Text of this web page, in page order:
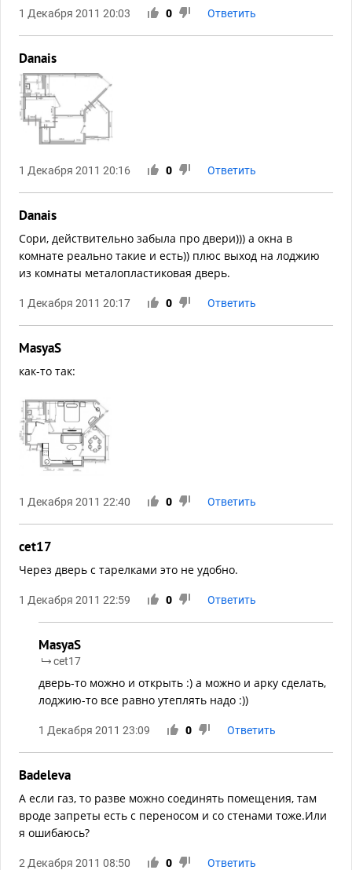
1 Декабря 2011 20:03 0 Ответить
Danais
1 Декабря 2011 20:16 0 Ответить
Danais
Сори, действительно забыла про двери))) а окна в
комнате реально такие и есть)) плюс выход на лоджию
из комнаты металопластиковая дверь.
1 Декабря 2011 20:17 0 Ответить
MasyaS
как-то так:
1 Декабря 2011 22:40 0 Ответить
cet17
Через дверь с тарелками это не удобно.
1 Декабря 2011 22:59 0 Ответить
MasyaS
cet17
дверь-то можно и открыть :) а можно и арку сделать,
лоджию-то все равно утеплять надо :))
1 Декабря 2011 23:09 0 Ответить
Badeleva
А если газ, то разве можно соединять помещения, там
вроде запреты есть с переносом и со стенами тоже.Или
я ошибаюсь?
2 Декабря 2011 08:50 0 Ответить